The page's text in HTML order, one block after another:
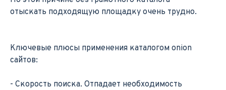
отыскать подходящую площадку очень трудно.
Ключевые плюсы применения каталогом onion
сайтов:
- Скорость поиска. Отпадает необходимость